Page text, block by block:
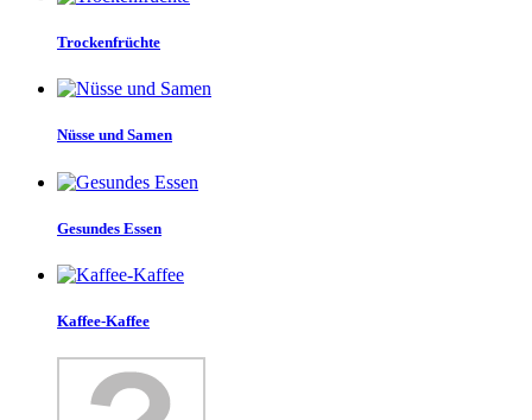
Trockenfrüchte
Nüsse und Samen
Gesundes Essen
Kaffee-Kaffee